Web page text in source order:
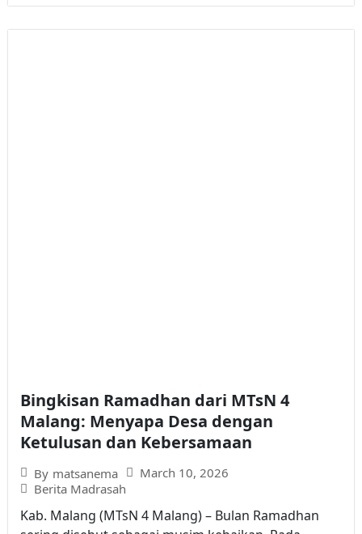
Bingkisan Ramadhan dari MTsN 4
Malang: Menyapa Desa dengan
Ketulusan dan Kebersamaan
By matsanema
March 10, 2026
Berita Madrasah
Kab. Malang (MTsN 4 Malang) – Bulan Ramadhan